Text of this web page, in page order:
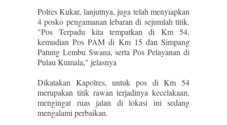
Polres Kukar, lanjutnya, juga telah menyiapkan
4 posko pengamanan lebaran di sejumlah titik.
"Pos Terpadu kita tempatkan di Km 54,
kemudian Pos PAM di Km 15 dan Simpang
Patung Lembu Swana, serta Pos Pelayanan di
Pulau Kumala," jelasnya
Dikatakan Kapolres, untuk pos di Km 54
merupakan titik rawan terjadinya kecelakaan,
mengingat ruas jalan di lokasi ini sedang
mengalami perbaikan.